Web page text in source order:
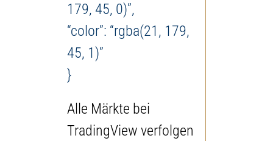
179, 45, 0)”,
“color”: “rgba(21, 179,
45, 1)”
}
Alle Märkte bei
TradingView verfolgen